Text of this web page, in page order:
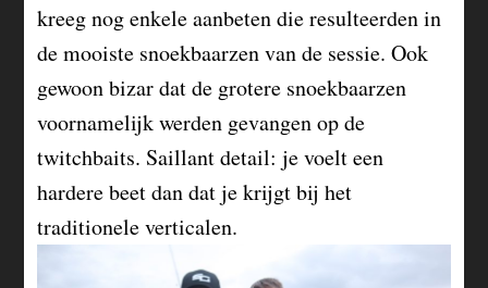
kreeg nog enkele aanbeten die resulteerden in
de mooiste snoekbaarzen van de sessie. Ook
gewoon bizar dat de grotere snoekbaarzen
voornamelijk werden gevangen op de
twitchbaits. Saillant detail: je voelt een
hardere beet dan dat je krijgt bij het
traditionele verticalen.